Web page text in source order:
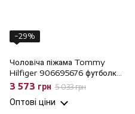
−29%
Чоловіча піжама Tommy
Hilfiger 906695676 футболка,
штани, M
3 573 грн 5 033 грн
Оптові ціни